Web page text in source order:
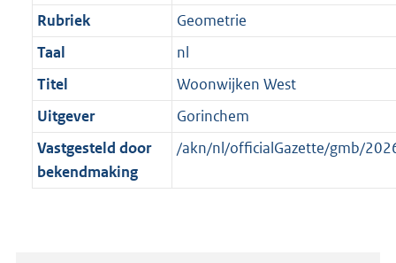
Rubriek
Geometrie
Taal
nl
Titel
Woonwijken West
Uitgever
Gorinchem
Vastgesteld door
bekendmaking
/akn/nl/officialGazette/gmb/